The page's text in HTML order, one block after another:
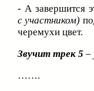
- А завершится
с участником)
черемухи цвет.
Звучит трек 5 –
…….